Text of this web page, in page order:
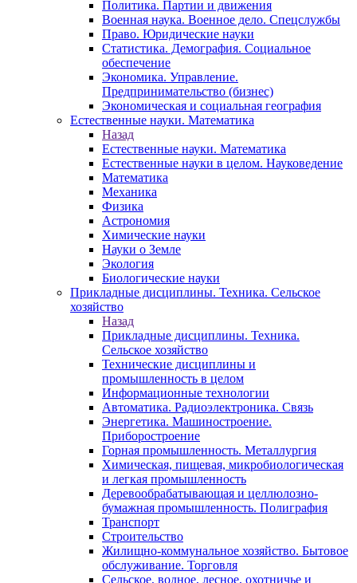
Политика. Партии и движения
Военная наука. Военное дело. Спецслужбы
Право. Юридические науки
Статистика. Демография. Социальное
обеспечение
Экономика. Управление.
Предпринимательство (бизнес)
Экономическая и социальная география
Естественные науки. Математика
Назад
Естественные науки. Математика
Естественные науки в целом. Науковедение
Математика
Механика
Физика
Астрономия
Химические науки
Науки о Земле
Экология
Биологические науки
Прикладные дисциплины. Техника. Сельское
хозяйство
Назад
Прикладные дисциплины. Техника.
Сельское хозяйство
Технические дисциплины и
промышленность в целом
Информационные технологии
Автоматика. Радиоэлектроника. Связь
Энергетика. Машиностроение.
Приборостроение
Горная промышленность. Металлургия
Химическая, пищевая, микробиологическая
и легкая промышленность
Деревообрабатывающая и целлюлозно-
бумажная промышленность. Полиграфия
Транспорт
Строительство
Жилищно-коммунальное хозяйство. Бытовое
обслуживание. Торговля
Сельское, водное, лесное, охотничье и